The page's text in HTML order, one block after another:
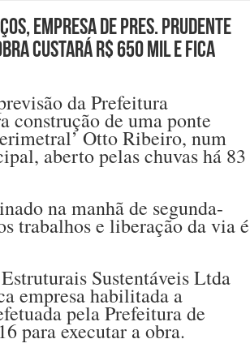
empresa de Pres. Prudente
custará R$ 650 mil e fica
da Prefeitura
construção de uma ponte
Otto Ribeiro, num
aberto pelas chuvas há 83
na manhã de segunda-
trabalhos e liberação da via é
Sustentáveis Ltda
empresa habilitada a
pela Prefeitura de
para executar a obra.